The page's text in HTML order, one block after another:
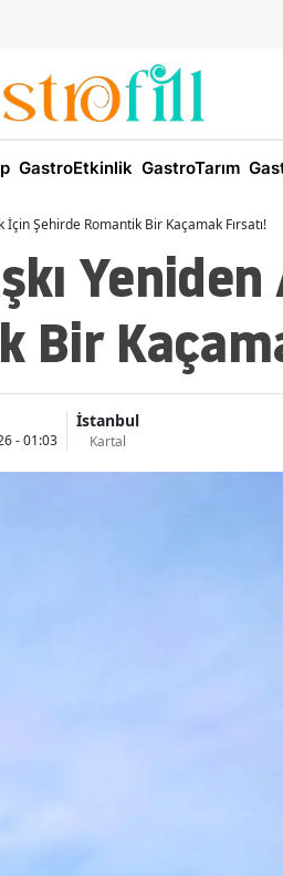
GastroEtkinlik GastroTarım
Şehirde Romantik Bir Kaçamak Fırsatı!
- 01:03
İstanbul
Kartal